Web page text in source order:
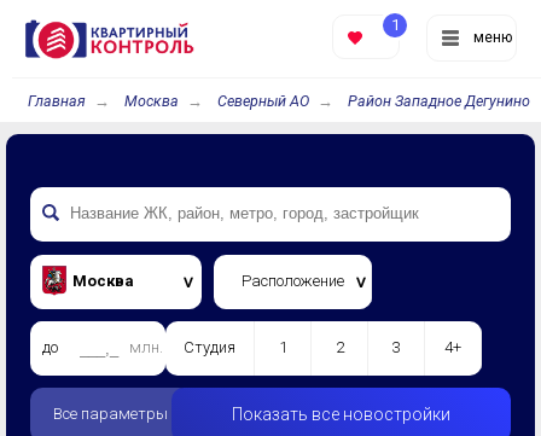
меню
1
Главная Москва Северный АО Район Западное Дегунино
Москва Расположение
до млн. Студия 1 2 3 4+
Все параметры Показать все новостройки